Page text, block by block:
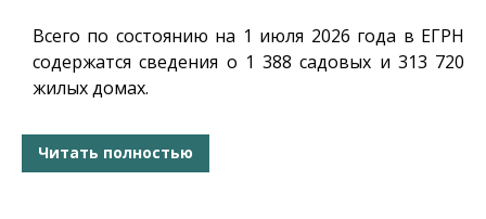
Всего по состоянию на 1 июля 2026 года в ЕГРН
содержатся сведения о 1 388 садовых и 313 720
жилых домах.
Читать полностью